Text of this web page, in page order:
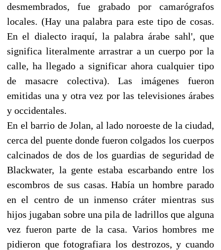
desmembrados, fue grabado por camarógrafos
locales. (Hay una palabra para este tipo de cosas.
En el dialecto iraquí, la palabra árabe sahl', que
significa literalmente arrastrar a un cuerpo por la
calle, ha llegado a significar ahora cualquier tipo
de masacre colectiva). Las imágenes fueron
emitidas una y otra vez por las televisiones árabes
y occidentales.
En el barrio de Jolan, al lado noroeste de la ciudad,
cerca del puente donde fueron colgados los cuerpos
calcinados de dos de los guardias de seguridad de
Blackwater, la gente estaba escarbando entre los
escombros de sus casas. Había un hombre parado
en el centro de un inmenso cráter mientras sus
hijos jugaban sobre una pila de ladrillos que alguna
vez fueron parte de la casa. Varios hombres me
pidieron que fotografiara los destrozos, y cuando